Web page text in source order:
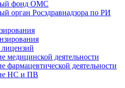
фонд ОМС
орган Росздравнадзора по РИ
медицинской деятельности
фармацевтической деятельности
НС и ПВ